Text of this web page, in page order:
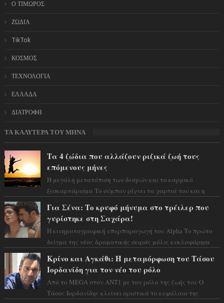
Ο ΤΙΜΩΡΟΣ
ΖΩΔΙΑ
TikTok
ΚΟΣΜΟΣ
ΤΕΧΝΟΛΟΓΙΑ
ΕΛΛΑΔΑ
ΔΙΑΤΡΟΦΗ
ΤΑ ΚΑΛΥΤΕΡΑ ΤΟΥ ΜΗΝΑ
Τα 4 ζώδια που αλλάζουν ριζικά ζωή τους
επόμενους μήνες
Η μεγάλη μετατόπιση των δεσμών και το καρμικό
ξεσκαρτάρισμα Το σύμπαν ρίχνει τα χαρτιά του και η
Για Σένα: Το κρυφό μήνυμα στο τρέιλερ που
γυρίστηκε στη Σαχάρα!
Η κινηματογραφική υπερπαραγωγή του Alpha Το πρώτο
δείγμα της νέας δραματικής σειράς μόλις κυκλοφόρησε
Κρίνο και Αγκάθι: Η μεταμόρφωση του Τάσου
Ιορδανίδη για τον νέο του ρόλο
Από το MEGA στον ΑΝΤ1 με τον ρόλο της ζωής του Ο
Τάσος Ιορδανίδης κλείνει οριστικά το κεφάλαιο της